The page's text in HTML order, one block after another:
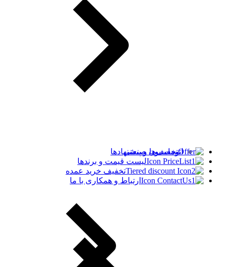
اتوماسیون صنعتی
تخفیف‌ها و پیشنهادها
لیست قیمت و برندها
تخفیف خرید عمده
ارتباط و همکاری با ما